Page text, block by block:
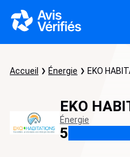
Accueil Énergie EKO
EKO
Énergie
5